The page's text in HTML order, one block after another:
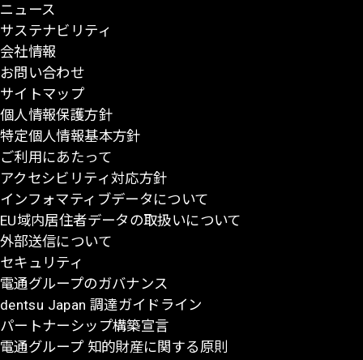
ニュース
サステナビリティ
会社情報
お問い合わせ
サイトマップ
個人情報保護方針
特定個人情報基本方針
ご利用にあたって
アクセシビリティ対応方針
インフォマティブデータについて
EU域内居住者データの取扱いについて
外部送信について
セキュリティ
電通グループのガバナンス
dentsu Japan 調達ガイドライン
パートナーシップ構築宣言
電通グループ 知的財産に関する原則